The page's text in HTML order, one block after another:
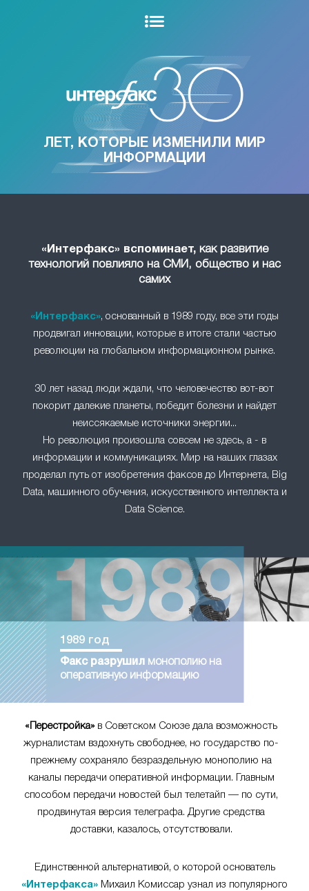
ЛЕТ, КОТОРЫЕ ИЗМЕНИЛИ МИР
ИНФОРМАЦИИ
«Интерфакс» вспоминает,как развитие
технологий повлияло на СМИ, общество и нас
самих
«Интерфакс», основанный в 1989 году, все эти годы
продвигал инновации, которые в итоге стали частью
революции на глобальном информационном рынке.
30 лет назад люди ждали, что человечество вот-вот
покорит далекие планеты, победит болезни и найдет
неиссякаемые источники энергии...
Но революция произошла совсем не здесь, а - в
информации и коммуникациях. Мир на наших глазах
проделал путь от изобретения факсов до Интернета, Big
Data, машинного обучения, искусственного интеллекта и
Data Science.
1989 год
Факс разрушил
монополию на
оперативную информацию
«Перестройка»в Советском Союзе дала возможность
журналистам вздохнуть свободнее, но государство по-
прежнему сохраняло безраздельную монополию на
каналы передачи оперативной информации. Главным
способом передачи новостей был телетайп — по сути,
продвинутая версия телеграфа. Другие средства
доставки, казалось, отсутствовали.
Единственной альтернативой, о которой основатель
«Интерфакса» Михаил Комиссар узнал из популярного